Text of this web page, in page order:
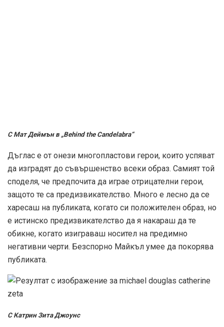
С Мат Деймън в „Behind the Candelabra“
Дъглас е от онези многопластови герои, които успяват
да изградят до съвършенство всеки образ. Самият той
споделя, че предпочита да играе отрицателни герои,
защото те са предизвикателство. Много е лесно да се
харесаш на публиката, когато си положителен образ, но
е истинско предизвикателство да я накараш да те
обикне, когато изиграваш носител на предимно
негативни черти. Безспорно Майкъл умее да покорява
публиката.
С Катрин Зита Джоунс